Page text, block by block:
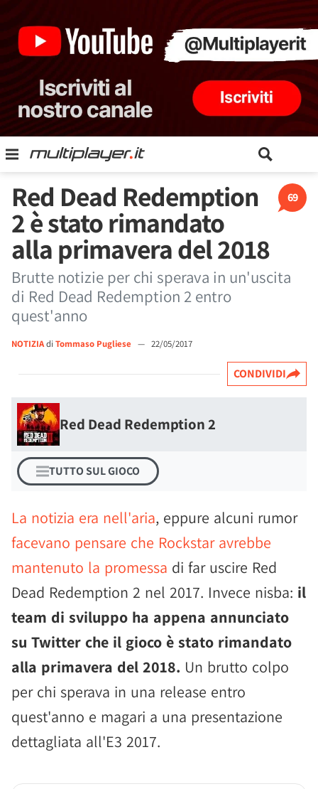
69
Red Dead Redemption
2 è stato rimandato
alla primavera del 2018
Brutte notizie per chi sperava in un'uscita
di Red Dead Redemption 2 entro
quest'anno
NOTIZIAdi Tommaso Pugliese — 22/05/2017
CONDIVIDI
Red Dead Redemption 2
TUTTO SUL GIOCO
La notizia era nell'aria, eppure alcuni rumor
facevano pensare che Rockstar avrebbe
mantenuto la promessa di far uscire Red
Dead Redemption 2 nel 2017. Invece nisba: il
team di sviluppo ha appena annunciato
su Twitter che il gioco è stato rimandato
alla primavera del 2018. Un brutto colpo
per chi sperava in una release entro
quest'anno e magari a una presentazione
dettagliata all'E3 2017.